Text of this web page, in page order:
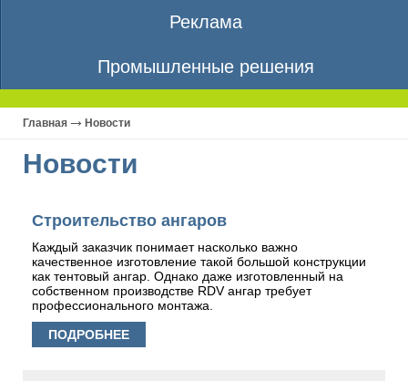
Реклама
Промышленные решения
Главная Новости
Новости
Cтроительство ангаров
Каждый заказчик понимает насколько важно
качественное изготовление такой большой конструкции
как тентовый ангар. Однако даже изготовленный на
собственном производстве RDV ангар требует
профессионального монтажа.
ПОДРОБНЕЕ